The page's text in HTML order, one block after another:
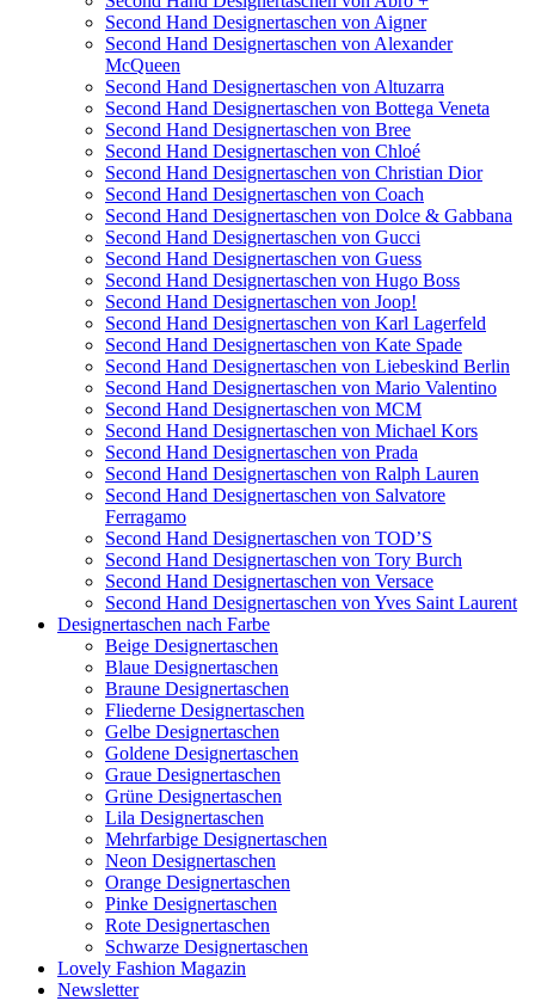
Second Hand Designertaschen von Aigner
Second Hand Designertaschen von Alexander
McQueen
Second Hand Designertaschen von Altuzarra
Second Hand Designertaschen von Bottega Veneta
Second Hand Designertaschen von Bree
Second Hand Designertaschen von Chloé
Second Hand Designertaschen von Christian Dior
Second Hand Designertaschen von Coach
Second Hand Designertaschen von Dolce & Gabbana
Second Hand Designertaschen von Gucci
Second Hand Designertaschen von Guess
Second Hand Designertaschen von Hugo Boss
Second Hand Designertaschen von Joop!
Second Hand Designertaschen von Karl Lagerfeld
Second Hand Designertaschen von Kate Spade
Second Hand Designertaschen von Liebeskind Berlin
Second Hand Designertaschen von Mario Valentino
Second Hand Designertaschen von MCM
Second Hand Designertaschen von Michael Kors
Second Hand Designertaschen von Prada
Second Hand Designertaschen von Ralph Lauren
Second Hand Designertaschen von Salvatore
Ferragamo
Second Hand Designertaschen von TOD’S
Second Hand Designertaschen von Tory Burch
Second Hand Designertaschen von Versace
Second Hand Designertaschen von Yves Saint Laurent
Designertaschen nach Farbe
Beige Designertaschen
Blaue Designertaschen
Braune Designertaschen
Fliederne Designertaschen
Gelbe Designertaschen
Goldene Designertaschen
Graue Designertaschen
Grüne Designertaschen
Lila Designertaschen
Mehrfarbige Designertaschen
Neon Designertaschen
Orange Designertaschen
Pinke Designertaschen
Rote Designertaschen
Schwarze Designertaschen
Lovely Fashion Magazin
Newsletter